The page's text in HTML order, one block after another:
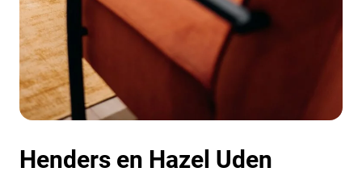
Henders en Hazel Uden